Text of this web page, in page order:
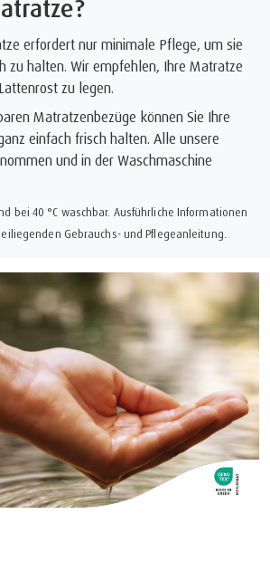
erfordert nur minimale Pflege, um sie
zu halten. Wir empfehlen, Ihre Matratze
zu legen.
Matratzenbezüge können Sie Ihre
einfach frisch halten. Alle unsere
und in der Waschmaschine
bei 40 °C waschbar. Ausführliche Informationen
Gebrauchs- und Pflegeanleitung.